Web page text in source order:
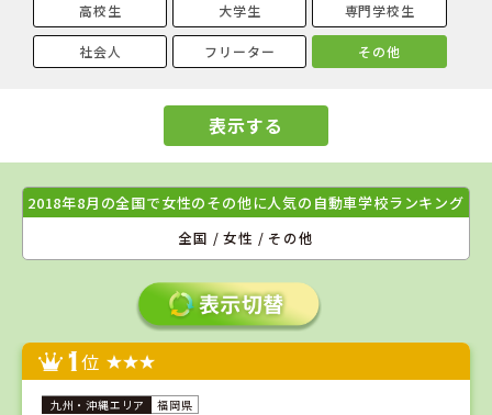
高校生 大学生 専門学校生
社会人 フリーター その他
表示する
2018年8月の全国で女性のその他に人気の自動車学校ランキング
全国 / 女性 / その他
1位
福岡県